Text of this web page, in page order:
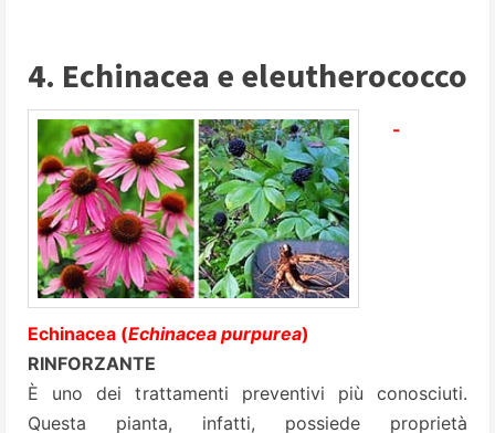
4. Echinacea e eleutherococco
-
Echinacea (Echinacea purpurea)
RINFORZANTE
È uno dei trattamenti preventivi più conosciuti.
Questa pianta, infatti, possiede proprietà